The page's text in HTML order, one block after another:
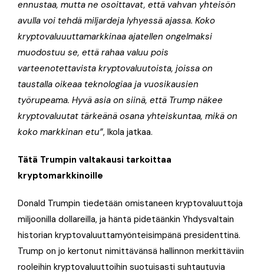
ennustaa, mutta ne osoittavat, että vahvan yhteisön
avulla voi tehdä miljardeja lyhyessä ajassa. Koko
kryptovaluuuttamarkkinaa ajatellen ongelmaksi
muodostuu se, että rahaa valuu pois
varteenotettavista kryptovaluutoista, joissa on
taustalla oikeaa teknologiaa ja vuosikausien
työrupeama. Hyvä asia on siinä, että Trump näkee
kryptovaluutat tärkeänä osana yhteiskuntaa, mikä on
koko markkinan etu”, Ikola jatkaa.
Tätä Trumpin valtakausi tarkoittaa
kryptomarkkinoille
Donald Trumpin tiedetään omistaneen kryptovaluuttoja
miljoonilla dollareilla, ja häntä pidetäänkin Yhdysvaltain
historian kryptovaluuttamyönteisimpänä presidenttinä.
Trump on jo kertonut nimittävänsä hallinnon merkittäviin
rooleihin kryptovaluuttoihin suotuisasti suhtautuvia